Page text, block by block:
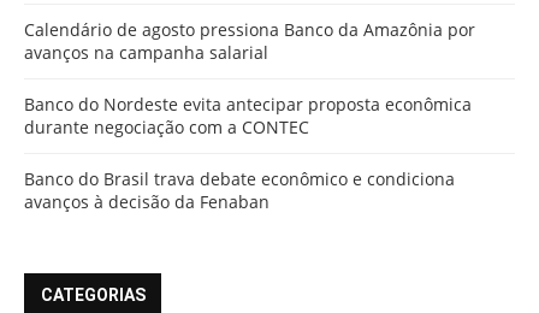
Calendário de agosto pressiona Banco da Amazônia por
avanços na campanha salarial
Banco do Nordeste evita antecipar proposta econômica
durante negociação com a CONTEC
Banco do Brasil trava debate econômico e condiciona
avanços à decisão da Fenaban
CATEGORIAS